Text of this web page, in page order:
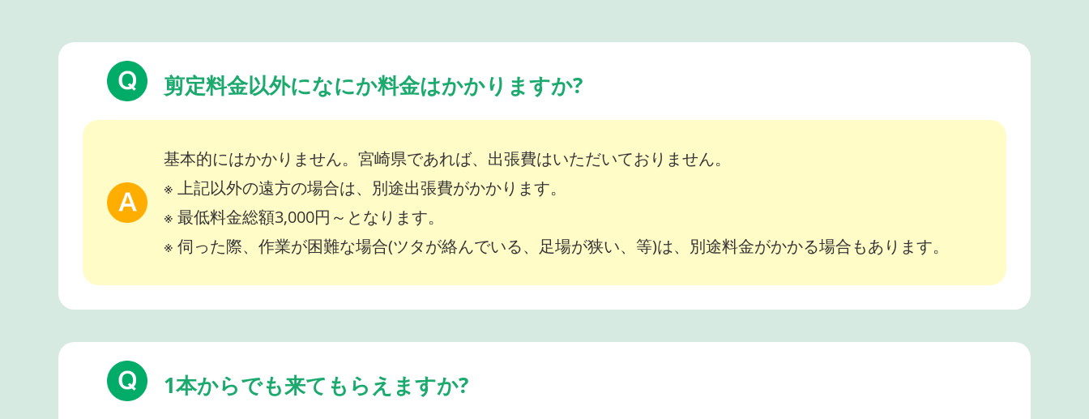
剪定料金以外になにか料金はかかりますか?
基本的にはかかりません。宮崎県であれば、出張費はいただいておりません。
※ 上記以外の遠方の場合は、別途出張費がかかります。
※ 最低料金総額3,000円～となります。
※ 伺った際、作業が困難な場合(ツタが絡んでいる、足場が狭い、等)は、別途料金がかかる場合もあります。
1本からでも来てもらえますか?